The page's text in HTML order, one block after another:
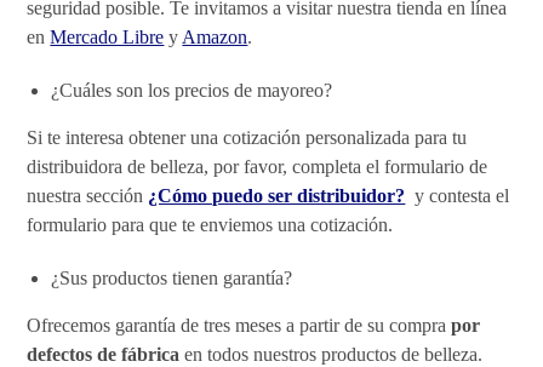
seguridad posible. Te invitamos a visitar nuestra tienda en línea
enMercado Libre y Amazon.
¿Cuáles son los precios de mayoreo?
Si te interesa obtener una cotización personalizada para tu
distribuidora de belleza, por favor, completa el formulario de
nuestra sección ¿Cómo puedo ser distribuidor? y contesta el
formulario para que te enviemos una cotización.
¿Sus productos tienen garantía?
Ofrecemos garantía de tres meses a partir de su comprapor
defectos de fábrica en todos nuestros productos de belleza.